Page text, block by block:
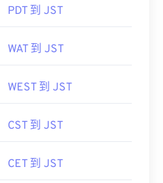
PDT 到 JST
WAT 到 JST
WEST 到 JST
CST 到 JST
CET 到 JST